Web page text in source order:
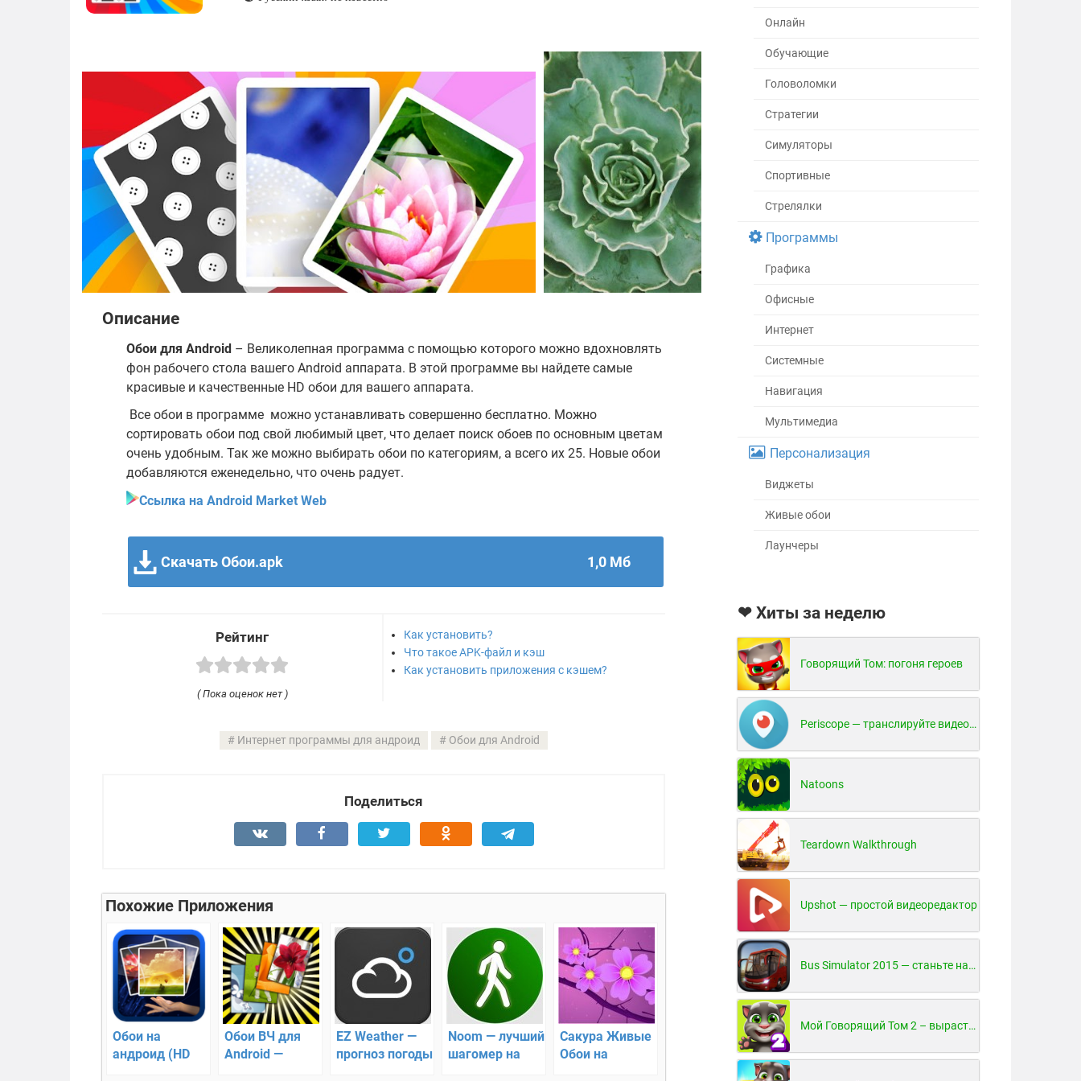
Описание
Обои для Android – Великолепная программа с помощью которого можно вдохновлять
фон рабочего стола вашего Android аппарата. В этой программе вы найдете самые
красивые и качественные HD обои для вашего аппарата.
Все обои в программе можно устанавливать совершенно бесплатно. Можно
сортировать обои под свой любимый цвет, что делает поиск обоев по основным цветам
очень удобным. Так же можно выбирать обои по категориям, а всего их 25. Новые обои
добавляются еженедельно, что очень радует.
Ссылка на Android Market Web
Скачать Обои.apk 1,0 Мб
Рейтинг
( Пока оценок нет )
Как установить?
Что такое APK-файл и кэш
Как установить приложения с кэшем?
Интернет программы для андроид Обои для Android
Поделиться
Похожие Приложения
Обои на
андроид (HD
Обои ВЧ для
Android —
EZ Weather —
прогноз погоды
Noom — лучший
шагомер на
Сакура Живые
Обои на
Онлайн
Обучающие
Головоломки
Стратегии
Симуляторы
Спортивные
Стрелялки
Программы
Графика
Офисные
Интернет
Системные
Навигация
Мультимедиа
Персонализация
Виджеты
Живые обои
Лаунчеры
❤ Хиты за неделю
Говорящий Том: погоня героев
Periscope — транслируйте видео в реальном времени!
Natoons
Teardown Walkthrough
Upshot — простой видеоредактор
Bus Simulator 2015 — станьте настоящим водителем автобуса!
Мой Говорящий Том 2 – вырасти и воспитай своего котенка